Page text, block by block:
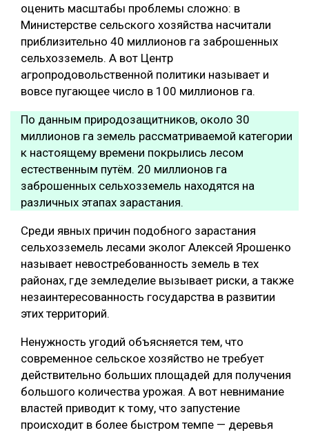
оценить масштабы проблемы сложно: в
Министерстве сельского хозяйства насчитали
приблизительно 40 миллионов га заброшенных
сельхозземель. А вот Центр
агропродовольственной политики называет и
вовсе пугающее число в 100 миллионов га.
По данным природозащитников, около 30
миллионов га земель рассматриваемой категории
к настоящему времени покрылись лесом
естественным путём. 20 миллионов га
заброшенных сельхозземель находятся на
различных этапах зарастания.
Среди явных причин подобного зарастания
сельхозземель лесами эколог Алексей Ярошенко
называет невостребованность земель в тех
районах, где земледелие вызывает риски, а также
незаинтересованность государства в развитии
этих территорий.
Ненужность угодий объясняется тем, что
современное сельское хозяйство не требует
действительно больших площадей для получения
большого количества урожая. А вот невнимание
властей приводит к тому, что запустение
происходит в более быстром темпе — деревья